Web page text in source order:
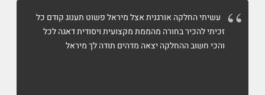
עשיתי החלקה אורגנית אצל מיראל פשוט תענוג קודם כל
זכיתי להכיר בחורה מהממת מקצועית ויסודית דאגה לכל
והכי חשוב ההחלקה יצאה מדהים תודה לך מיראל